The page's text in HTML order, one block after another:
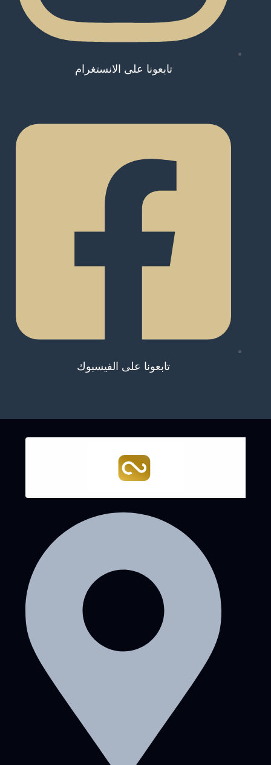
تابعونا على الانستغرام
تابعونا على الفيسبوك